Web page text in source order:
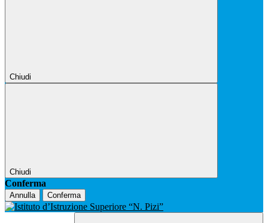
Chiudi
Chiudi
Conferma
Annulla Conferma